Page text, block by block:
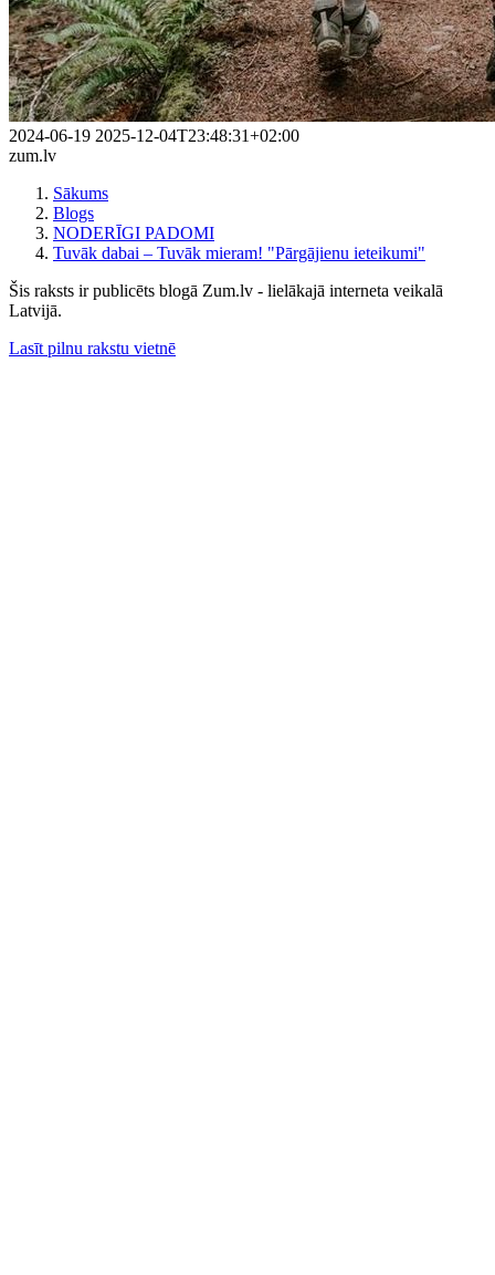
2024-06-19 2025-12-04T23:48:31+02:00
zum.lv
Sākums
Blogs
NODERĪGI PADOMI
Tuvāk dabai – Tuvāk mieram! "Pārgājienu ieteikumi"
Šis raksts ir publicēts blogā Zum.lv - lielākajā interneta veikalā
Latvijā.
Lasīt pilnu rakstu vietnē